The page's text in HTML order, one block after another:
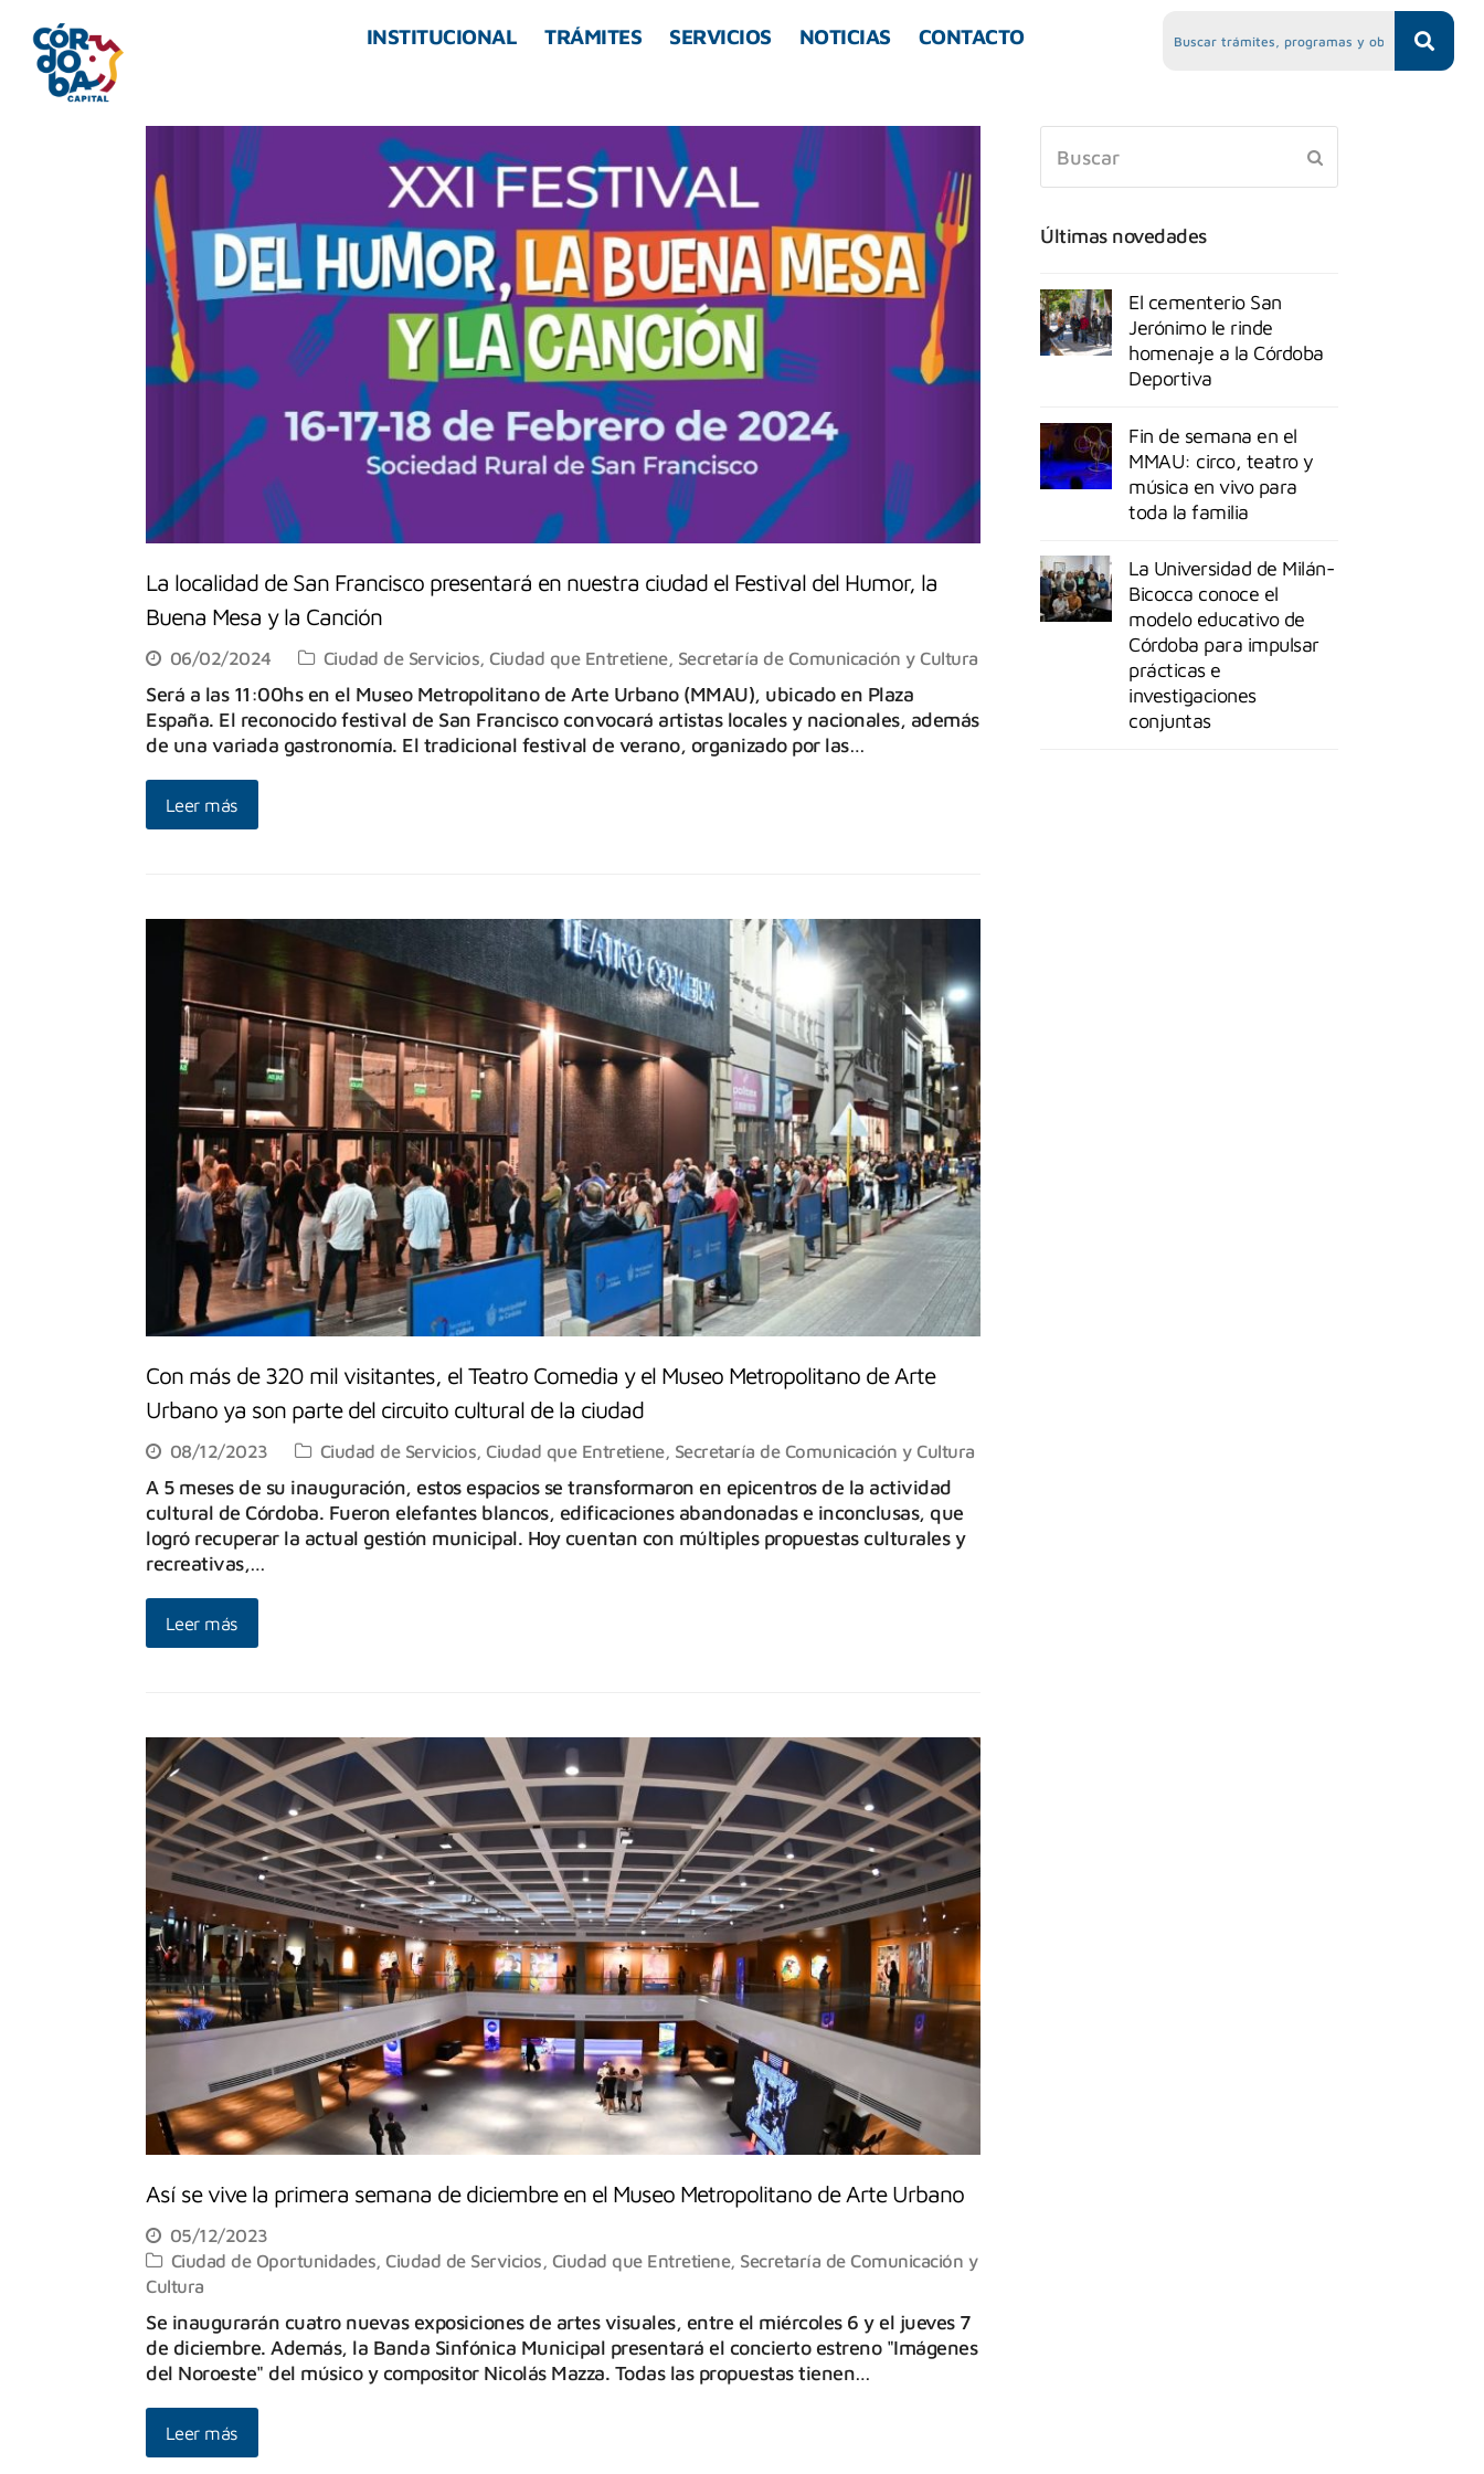
INSTITUCIONAL TRÁMITES SERVICIOS NOTICIAS CONTACTO
La localidad de San Francisco presentará en nuestra ciudad el Festival del Humor, la
Buena Mesa y la Canción
06/02/2024 Ciudad de Servicios, Ciudad que Entretiene, Secretaría de Comunicación y Cultura
Será a las 11:00hs en el Museo Metropolitano de Arte Urbano (MMAU), ubicado en Plaza
España. El reconocido festival de San Francisco convocará artistas locales y nacionales, además
de una variada gastronomía. El tradicional festival de verano, organizado por las…
Leer más
Con más de 320 mil visitantes, el Teatro Comedia y el Museo Metropolitano de Arte
Urbano ya son parte del circuito cultural de la ciudad
08/12/2023 Ciudad de Servicios, Ciudad que Entretiene, Secretaría de Comunicación y Cultura
A 5 meses de su inauguración, estos espacios se transformaron en epicentros de la actividad
cultural de Córdoba. Fueron elefantes blancos, edificaciones abandonadas e inconclusas, que
logró recuperar la actual gestión municipal. Hoy cuentan con múltiples propuestas culturales y
recreativas,…
Leer más
Así se vive la primera semana de diciembre en el Museo Metropolitano de Arte Urbano
05/12/2023
Ciudad de Oportunidades Ciudad de Servicios Ciudad que Entretiene, Secretaría de Comunicación y
Cultura
Se inaugurarán cuatro nuevas exposiciones de artes visuales, entre el miércoles 6 y el jueves 7
de diciembre. Además, la Banda Sinfónica Municipal presentará el concierto estreno "Imágenes
del Noroeste" del músico y compositor Nicolás Mazza. Todas las propuestas tienen…
Leer más
Últimas novedades
El cementerio San
Jerónimo le rinde
homenaje a la Córdoba
Deportiva
Fin de semana en el
MMAU: circo, teatro y
música en vivo para
toda la familia
La Universidad de Milán-
Bicocca conoce el
modelo educativo de
Córdoba para impulsar
prácticas e
investigaciones
conjuntas